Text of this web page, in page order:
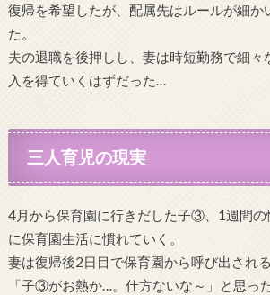
復帰を希望したが、配属先はルールが細か
た。
夫の退職を後押しし、妻は時短勤務で細々
入を得ていくはずだった…
三人育児の現実
4月から保育園に行きだした子③、1週間の
に保育園生活に慣れていく。
妻は復帰後2日目で保育園から呼び出される
「子③がお熱か…。仕方ないな～」と思っ